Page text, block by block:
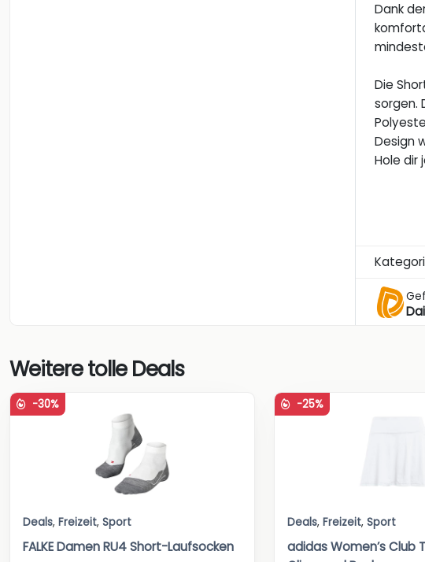
Dank
Die
sorgen.
Design
Hole dir
Weitere tolle Deals
-30%
Deals, Freizeit, Sport
FALKE Damen RU4 Short-Laufsocken
-25%
Deals, Freizeit, Sport
adidas Women’s Club